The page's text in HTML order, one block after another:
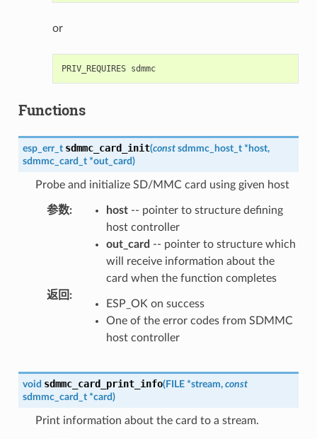
or
PRIV_REQUIRES sdmmc
Functions
esp_err_t sdmmc_card_init(const sdmmc_host_t *host,
sdmmc_card_t *out_card)
Probe and initialize SD/MMC card using given host
参数: host-- pointer to structure defining
host controller
out_card -- pointer to structure which
will receive information about the
card when the function completes
返回 :
ESP_OK on success
One of the error codes from SDMMC
host controller
void sdmmc_card_print_info(FILE *stream, const
sdmmc_card_t *card)
Print information about the card to a stream.